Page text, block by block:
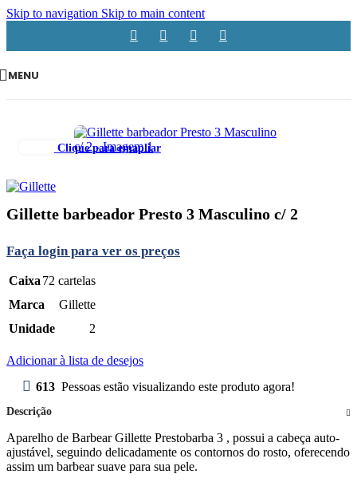
Skip to navigation Skip to main content
MENU
Clique para emapliar
Gillette barbeador Presto 3 Masculino c/ 2
Faça login para ver os preços
Caixa 72 cartelas
Marca
Gillette
Unidade
2
Adicionar à lista de desejos
613 Pessoas estão visualizando este produto agora!
Descrição
Aparelho de Barbear Gillette Prestobarba 3 , possui a cabeça auto-
ajustável, seguindo delicadamente os contornos do rosto, oferecendo
assim um barbear suave para sua pele.